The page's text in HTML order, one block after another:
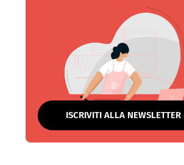
ISCRIVITI ALLA NEWSLETTER